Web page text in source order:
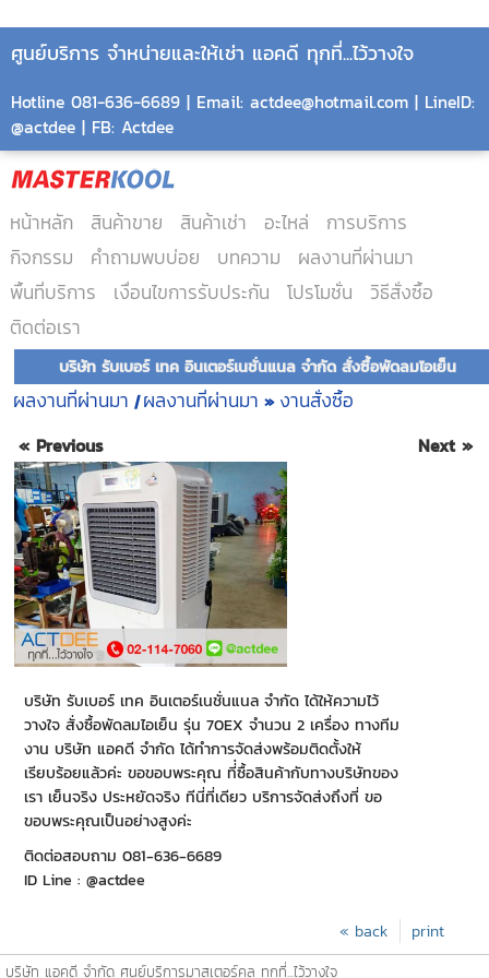
ศูนย์บริการ จำหน่ายและให้เช่า แอคดี ทุกที่...ไว้วางใจ
Hotline 081-636-6689 | Email: actdee@hotmail.com | LineID:
@actdee | FB: Actdee
หน้าหลัก สินค้าขาย สินค้าเช่า อะไหล่
การบริการ
กิจกรรม
คำถามพบบ่อย บทความ
ผลงานที่ผ่านมา
พื้นที่บริการ
เงื่อนไขการรับประกัน โปรโมชั่น
วิธีสั่งซื้อ
ติดต่อเรา
บริษัท รับเบอร์ เทค อินเตอร์เนชั่นแนล จำกัด สั่งซื้อพัดลมไอเย็น
ผลงานที่ผ่านมา | ผลงานที่ผ่านมา » งานสั่งซื้อ
« Previous Next »
บริษัท รับเบอร์ เทค อินเตอร์เนชั่นแนล จำกัด ได้ให้ความไว้
วางใจ สั่งซื้อพัดลมไอเย็น รุ่น 70EX จำนวน 2 เครื่อง ทางทีม
งาน บริษัท แอคดี จำกัด ได้ทำการจัดส่งพร้อมติดตั้งให้
เรียบร้อยแล้วค่ะ ขอขอบพระคุณ ที่่ซื้อสินค้ากับทางบริษัทของ
เรา เย็นจริง ประหยัดจริง ทีนี่ที่เดียว บริการจัดส่งถึงที่ ขอ
ขอบพระคุณเป็นอย่างสูงค่ะ
ติดต่อสอบถาม 081-636-6689
ID Line : @actdee
print
« back
บริษัท แอคดี จำกัด ศูนย์บริการมาสเตอร์คูล ทุกที่...ไว้วางใจ